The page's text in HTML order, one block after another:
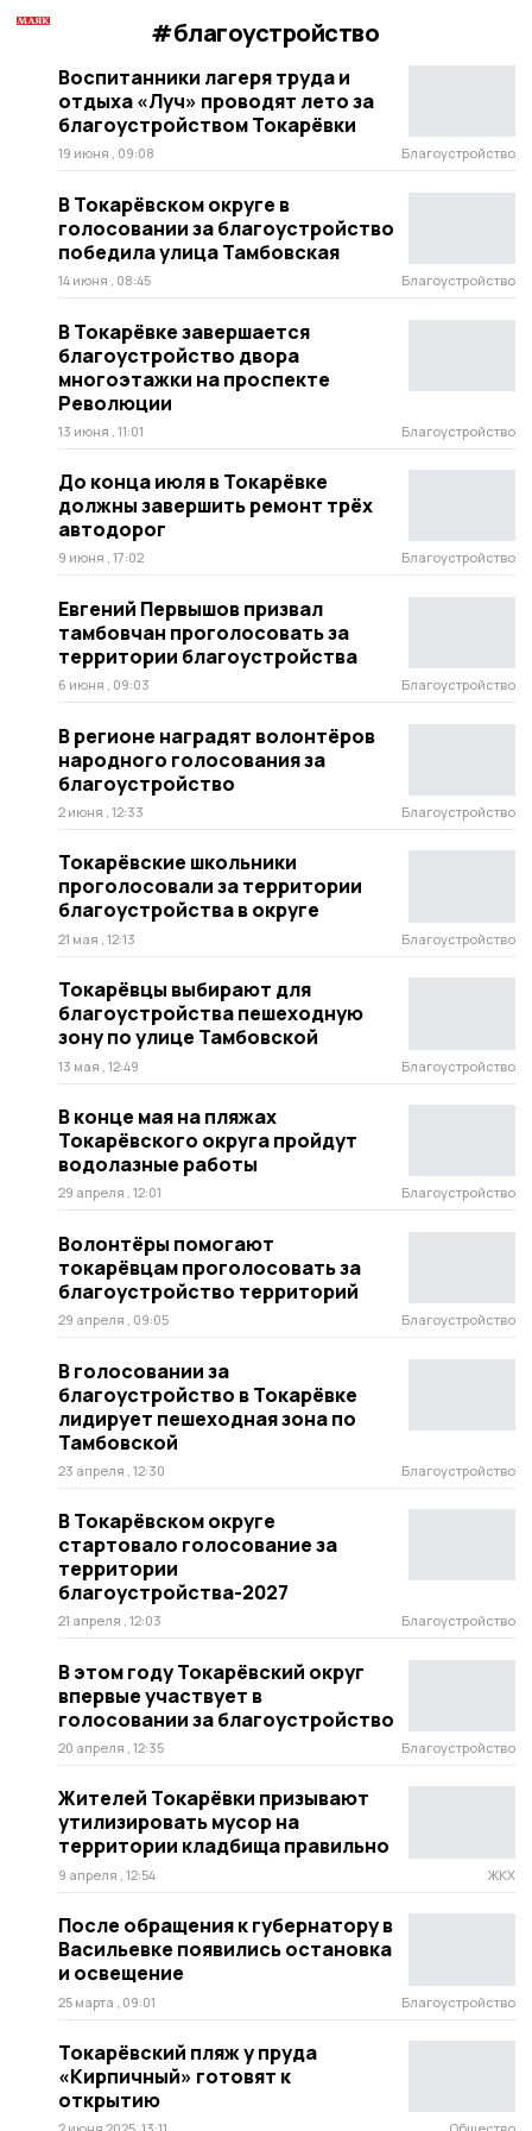
#благоустройство
Воспитанники лагеря труда и
отдыха «Луч» проводят лето за
благоустройством Токарёвки
19 июня , 09:08 Благоустройство
В Токарёвском округе в
голосовании за благоустройство
победила улица Тамбовская
14 июня , 08:45 Благоустройство
В Токарёвке завершается
благоустройство двора
многоэтажки на проспекте
Революции
13 июня , 11:01 Благоустройство
До конца июля в Токарёвке
должны завершить ремонт трёх
автодорог
9 июня , 17:02 Благоустройство
Евгений Первышов призвал
тамбовчан проголосовать за
территории благоустройства
6 июня , 09:03 Благоустройство
В регионе наградят волонтёров
народного голосования за
благоустройство
2 июня , 12:33 Благоустройство
Токарёвские школьники
проголосовали за территории
благоустройства в округе
21 мая , 12:13 Благоустройство
Токарёвцы выбирают для
благоустройства пешеходную
зону по улице Тамбовской
13 мая , 12:49 Благоустройство
В конце мая на пляжах
Токарёвского округа пройдут
водолазные работы
29 апреля , 12:01 Благоустройство
Волонтёры помогают
токарёвцам проголосовать за
благоустройство территорий
29 апреля , 09:05 Благоустройство
В голосовании за
благоустройство в Токарёвке
лидирует пешеходная зона по
Тамбовской
23 апреля , 12:30 Благоустройство
В Токарёвском округе
стартовало голосование за
территории
благоустройства-2027
21 апреля , 12:03 Благоустройство
В этом году Токарёвский округ
впервые участвует в
голосовании за благоустройство
20 апреля , 12:35 Благоустройство
Жителей Токарёвки призывают
утилизировать мусор на
территории кладбища правильно
9 апреля , 12:54 ЖКХ
После обращения к губернатору в
Васильевке появились остановка
и освещение
25 марта , 09:01 Благоустройство
Токарёвский пляж у пруда
«Кирпичный» готовят к
открытию